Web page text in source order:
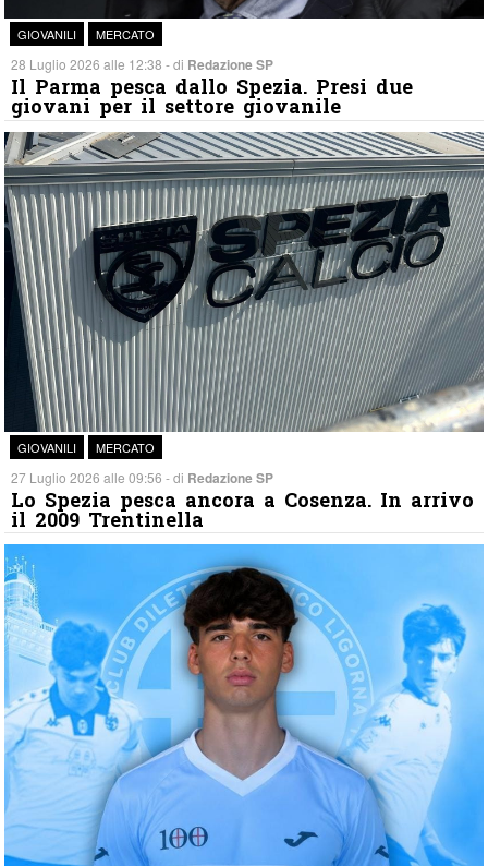
GIOVANILI MERCATO
28 Luglio 2026 alle 12:38 - di Redazione SP
Il Parma pesca dallo Spezia. Presi due
giovani per il settore giovanile
GIOVANILI MERCATO
27 Luglio 2026 alle 09:56 - di Redazione SP
Lo Spezia pesca ancora a Cosenza. In arrivo
il 2009 Trentinella